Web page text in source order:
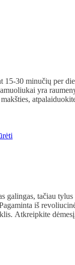
30 minučių per
yra
galingas, tačiau
iš
Atkreipkite